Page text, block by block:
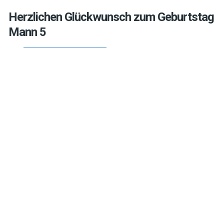
Herzlichen Glückwunsch zum Geburtstag
Mann 5